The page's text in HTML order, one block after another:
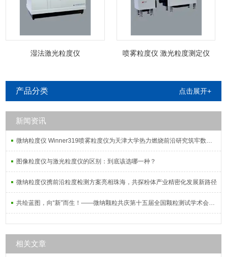
湿法激光粒度仪 喷雾粒度仪 激光粒度测定仪
产品分类 点击展开+
新闻资讯
微纳粒度仪 Winner319喷雾粒度仪为天津大学热力燃烧前沿研究筑牢数据根基
图像粒度仪与激光粒度仪的区别：到底该选哪一种？
微纳粒度仪携前沿粒度检测方案亮相珠海，共探粉体产业精密化发展新路径
共绘蓝图，向“新”而生！——微纳颗粒共庆第十五届全国颗粒测试学术会议暨2025全国粉体测试技术应用研讨会
相关文章